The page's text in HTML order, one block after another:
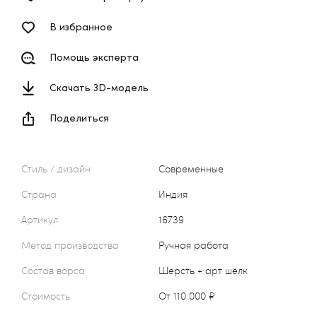
Стиль / дизайн
Современные
Страна
Индия
Артикул
16739
Метод производства
Ручная работа
Состав ворса
Шерсть + арт шёлк
Стоимость
от 110 000 ₽
В избранное
Помощь эксперта
Скачать 3D-модель
Поделиться